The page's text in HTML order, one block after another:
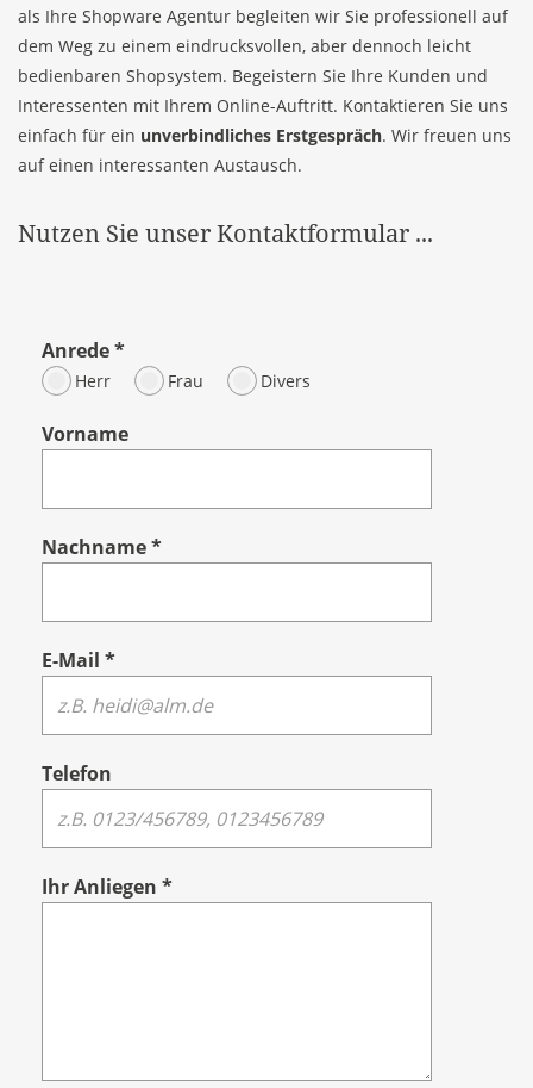
als Ihre Shopware Agentur begleiten wir Sie professionell auf
dem Weg zu einem eindrucksvollen, aber dennoch leicht
bedienbaren Shopsystem. Begeistern Sie Ihre Kunden und
Interessenten mit Ihrem Online-Auftritt. Kontaktieren Sie uns
einfach für ein unverbindliches Erstgespräch. Wir freuen uns
auf einen interessanten Austausch.
Nutzen Sie unser Kontaktformular ...
Anrede*
Herr Frau Divers
Vorname
Nachname*
E-Mail *
Telefon
Ihr Anliegen *